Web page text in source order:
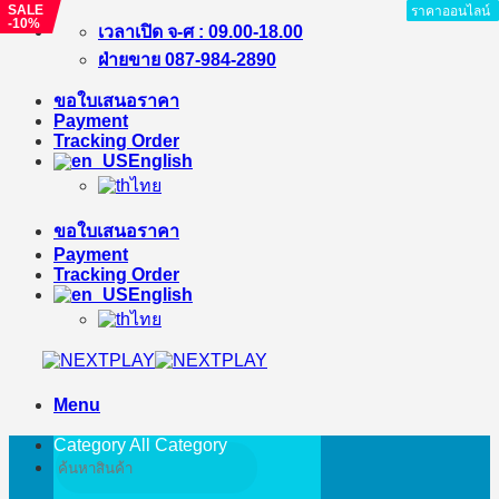
Skip
เวลาเปิด จ-ศ : 09.00-18.00
ฝ่ายขาย 087-984-2890
ขอใบเสนอราคา
Payment
Tracking Order
English
ไทย
ขอใบเสนอราคา
Payment
Tracking Order
English
ไทย
Menu
Search
for:
Category All Category
ราคาออนไลน์
ราคาออนไลน์
ราคาออนไลน์
ราคาออนไลน์
ราคาออนไลน์
SALE
-10%
ราคาออนไลน์
ราคาออนไลน์
ราคาออนไลน์